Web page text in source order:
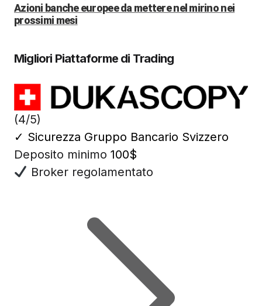
Azioni banche europee da mettere nel mirino nei
prossimi mesi
Migliori Piattaforme di Trading
(4/5)
✓ Sicurezza Gruppo Bancario Svizzero
Deposito minimo 100$
Broker regolamentato